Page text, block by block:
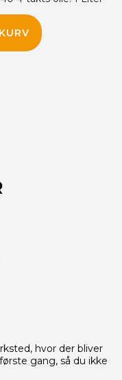
hvor der bliver
gang, så du ikke